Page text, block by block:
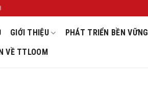
GIỚI THIỆU PHÁT TRIỂN BỀN VỮNG
VỀ TTLOOM